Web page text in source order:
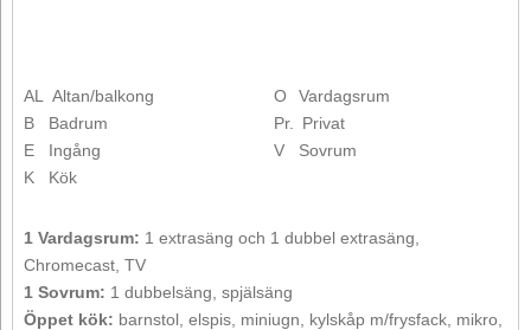
AL
Altan/balkong
B
Badrum
E
Ingång
K
Kök
O
Vardagsrum
Pr.
Privat
V
Sovrum
1 Vardagsrum: 1 extrasäng och 1 dubbel extrasäng,
Chromecast, TV
1 Sovrum: 1 dubbelsäng, spjälsäng
Öppet kök: barnstol, elspis, miniugn, kylskåp m/frysfack, mikro,